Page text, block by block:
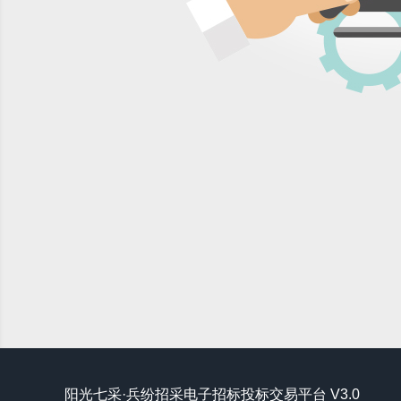
阳光七采·兵纷招采电子招标投标交易平台 V3.0